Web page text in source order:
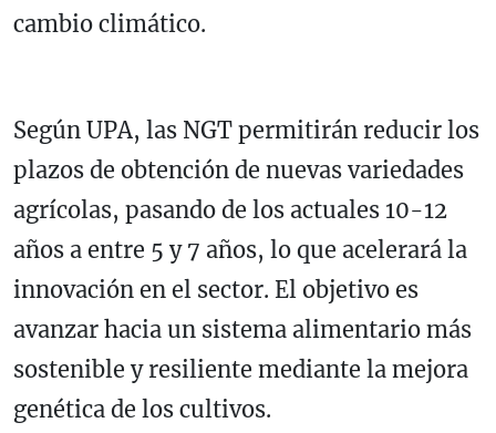
cambio climático.
Según UPA, las NGT permitirán reducir los
plazos de obtención de nuevas variedades
agrícolas, pasando de los actuales 10-12
años a entre 5 y 7 años, lo que acelerará la
innovación en el sector. El objetivo es
avanzar hacia un sistema alimentario más
sostenible y resiliente mediante la mejora
genética de los cultivos.